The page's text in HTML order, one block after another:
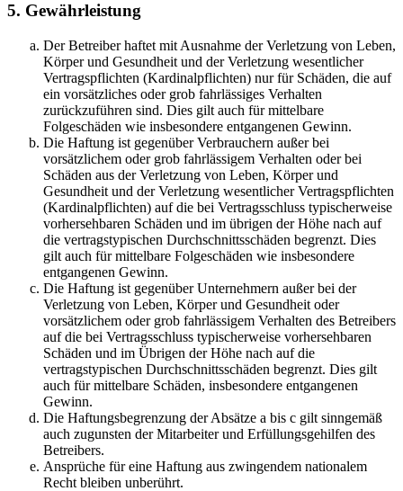
5. Gewährleistung
Der Betreiber haftet mit Ausnahme der Verletzung von Leben,
Körper und Gesundheit und der Verletzung wesentlicher
Vertragspflichten (Kardinalpflichten) nur für Schäden, die auf
ein vorsätzliches oder grob fahrlässiges Verhalten
zurückzuführen sind. Dies gilt auch für mittelbare
Folgeschäden wie insbesondere entgangenen Gewinn.
Die Haftung ist gegenüber Verbrauchern außer bei
vorsätzlichem oder grob fahrlässigem Verhalten oder bei
Schäden aus der Verletzung von Leben, Körper und
Gesundheit und der Verletzung wesentlicher Vertragspflichten
(Kardinalpflichten) auf die bei Vertragsschluss typischerweise
vorhersehbaren Schäden und im übrigen der Höhe nach auf
die vertragstypischen Durchschnittsschäden begrenzt. Dies
gilt auch für mittelbare Folgeschäden wie insbesondere
entgangenen Gewinn.
Die Haftung ist gegenüber Unternehmern außer bei der
Verletzung von Leben, Körper und Gesundheit oder
vorsätzlichem oder grob fahrlässigem Verhalten des Betreibers
auf die bei Vertragsschluss typischerweise vorhersehbaren
Schäden und im Übrigen der Höhe nach auf die
vertragstypischen Durchschnittsschäden begrenzt. Dies gilt
auch für mittelbare Schäden, insbesondere entgangenen
Gewinn.
Die Haftungsbegrenzung der Absätze a bis c gilt sinngemäß
auch zugunsten der Mitarbeiter und Erfüllungsgehilfen des
Betreibers.
Ansprüche für eine Haftung aus zwingendem nationalem
Recht bleiben unberührt.